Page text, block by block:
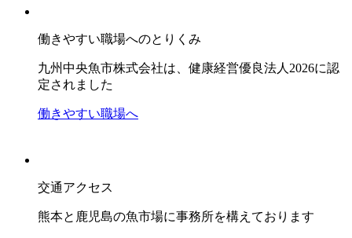
働きやすい職場へのとりくみ
九州中央魚市株式会社は、健康経営優良法人2026に認
定されました
働きやすい職場へ
交通アクセス
熊本と鹿児島の魚市場に事務所を構えております